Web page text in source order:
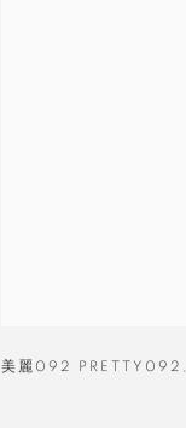
美麗092 PRETTY092